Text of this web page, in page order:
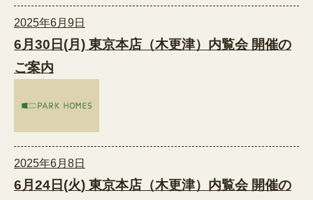
2025年6月9日
6月30日(月) 東京本店（木更津）内覧会 開催の
ご案内
2025年6月8日
6月24日(火) 東京本店（木更津）内覧会 開催の